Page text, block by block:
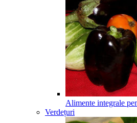
Alimente integrale
Verdețuri